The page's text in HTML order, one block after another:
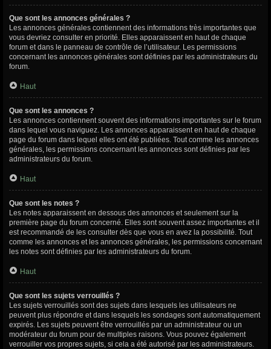
Que sont les annonces générales ?
Les annonces générales contiennent des informations très importantes que
vous devriez consulter en priorité. Elles apparaissent en haut de chaque
forum et dans le panneau de contrôle de l’utilisateur. Les permissions
concernant les annonces générales sont définies par les administrateurs du
forum.
Haut
Que sont les annonces ?
Les annonces contiennent souvent des informations importantes sur le forum
dans lequel vous naviguez. Les annonces apparaissent en haut de chaque
page du forum dans lequel elles ont été publiées. Tout comme les annonces
générales, les permissions concernant les annonces sont définies par les
administrateurs du forum.
Haut
Que sont les notes ?
Les notes apparaissent en dessous des annonces et seulement sur la
première page du forum concerné. Elles sont souvent assez importantes et il
est recommandé de les consulter dès que vous en avez la possibilité. Tout
comme les annonces et les annonces générales, les permissions concernant
les notes sont définies par les administrateurs du forum.
Haut
Que sont les sujets verrouillés ?
Les sujets verrouillés sont des sujets dans lesquels les utilisateurs ne
peuvent plus répondre et dans lesquels les sondages sont automatiquement
expirés. Les sujets peuvent être verrouillés par un administrateur ou un
modérateur du forum pour de multiples raisons. Vous pouvez également
verrouiller vos propres sujets, si cela a été autorisé par les administrateurs.